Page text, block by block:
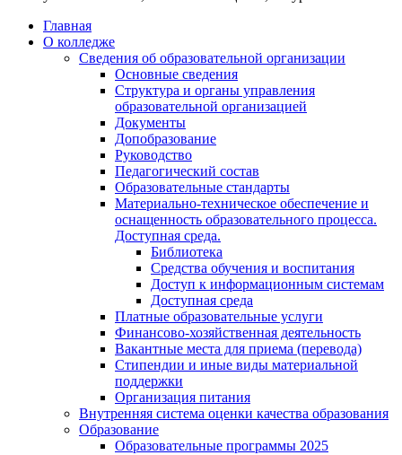
Главная
О колледже
Сведения об образовательной организации
Основные сведения
Структура и органы управления
образовательной организацией
Документы
Допобразование
Руководство
Педагогический состав
Образовательные стандарты
Материально-техническое обеспечение и
оснащенность образовательного процесса.
Доступная среда.
Библиотека
Средства обучения и воспитания
Доступ к информационным системам
Доступная среда
Платные образовательные услуги
Финансово-хозяйственная деятельность
Вакантные места для приема (перевода)
Стипендии и иные виды материальной
поддержки
Организация питания
Внутренняя система оценки качества образования
Образование
Образовательные программы 2025